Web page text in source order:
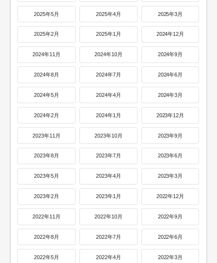
2025年5月 2025年4月 2025年3月
2025年2月 2025年1月 2024年12月
2024年11月 2024年10月 2024年9月
2024年8月 2024年7月 2024年6月
2024年5月 2024年4月 2024年3月
2024年2月 2024年1月 2023年12月
2023年11月 2023年10月 2023年9月
2023年8月 2023年7月 2023年6月
2023年5月 2023年4月 2023年3月
2023年2月 2023年1月 2022年12月
2022年11月 2022年10月 2022年9月
2022年8月 2022年7月 2022年6月
2022年5月 2022年4月 2022年3月